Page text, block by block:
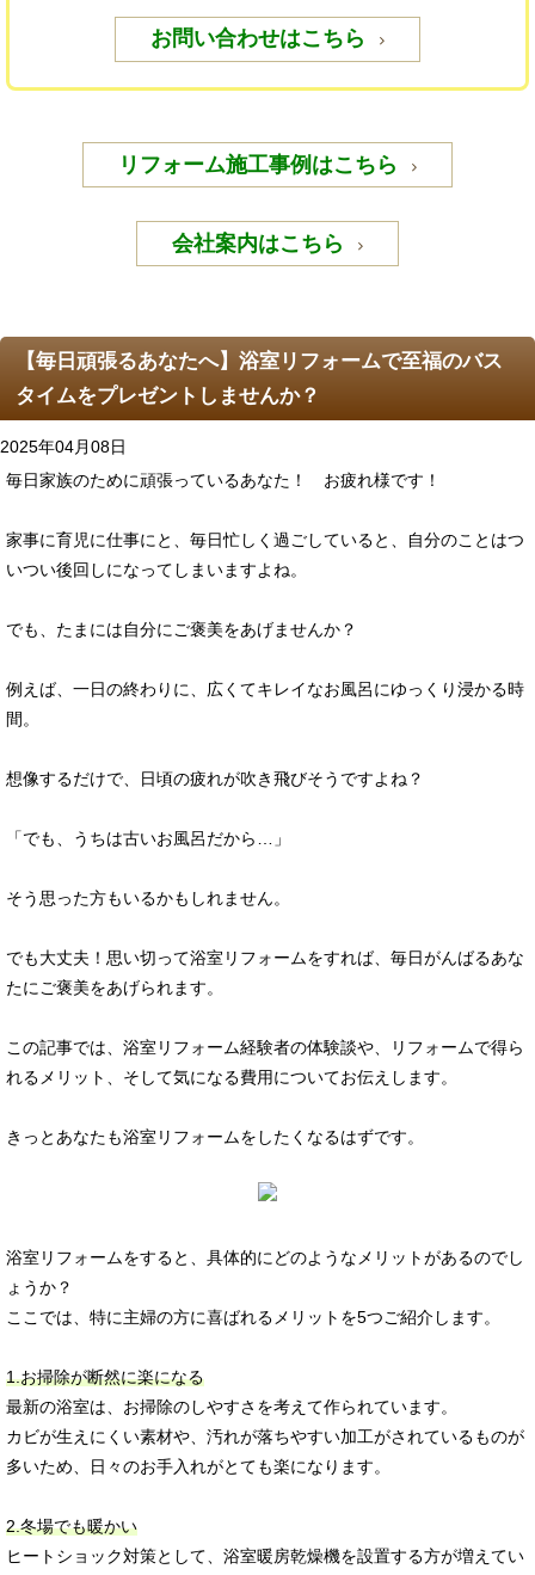
お問い合わせはこちら
リフォーム施工事例はこちら
会社案内はこちら
【毎日頑張るあなたへ】浴室リフォームで至福のバス
タイムをプレゼントしませんか？
2025年04月08日
毎日家族のために頑張っているあなた！ お疲れ様です！
家事に育児に仕事にと、毎日忙しく過ごしていると、自分のことはつ
いつい後回しになってしまいますよね。
でも、たまには自分にご褒美をあげませんか？
例えば、一日の終わりに、広くてキレイなお風呂にゆっくり浸かる時
間。
想像するだけで、日頃の疲れが吹き飛びそうですよね？
「でも、うちは古いお風呂だから…」
そう思った方もいるかもしれません。
でも大丈夫！思い切って浴室リフォームをすれば、毎日がんばるあな
たにご褒美をあげられます。
この記事では、浴室リフォーム経験者の体験談や、リフォームで得ら
れるメリット、そして気になる費用についてお伝えします。
きっとあなたも浴室リフォームをしたくなるはずです。
浴室リフォームをすると、具体的にどのようなメリットがあるのでし
ょうか？
ここでは、特に主婦の方に喜ばれるメリットを5つご紹介します。
1.お掃除が断然に楽になる
最新の浴室は、お掃除のしやすさを考えて作られています。
カビが生えにくい素材や、汚れが落ちやすい加工がされているものが
多いため、日々のお手入れがとても楽になります。
2.冬場でも暖かい
ヒートショック対策として、浴室暖房乾燥機を設置する方が増えてい